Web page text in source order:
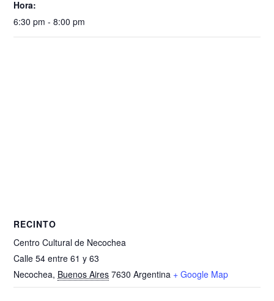
Hora:
6:30 pm - 8:00 pm
RECINTO
Centro Cultural de Necochea
Calle 54 entre 61 y 63
Necochea, Buenos Aires 7630 Argentina + Google Map